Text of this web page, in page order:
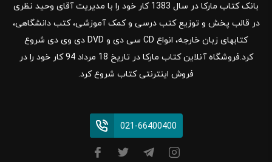
بانک کتاب مارکا در سال 1383 کار خود را با مدیریت آقای وحید نظری
در قالب پخش و توزیع کتب درسی و کمک آموزشی، کتب دانشگاهی،
کتابهای زبان خارجه، انواع CD سی دی و DVD دی وی دی شروع
کرد.فروشگاه آنلاین کتاب مارکا در تاریخ 18 مرداد 94 کار خود را در
فروش اینترنتی کتاب شروع کرد.
021-66400400